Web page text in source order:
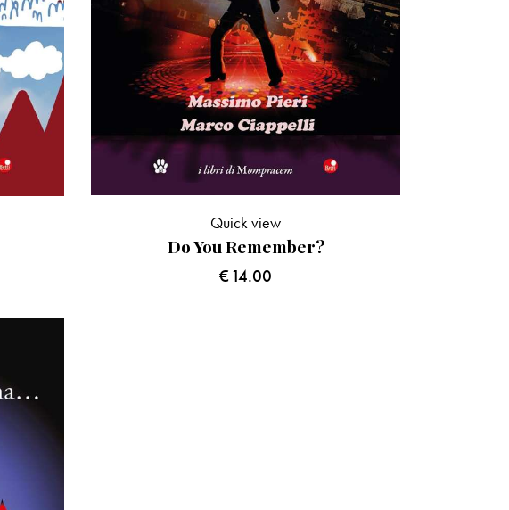
Do You Remember?
€14.00
Quick view